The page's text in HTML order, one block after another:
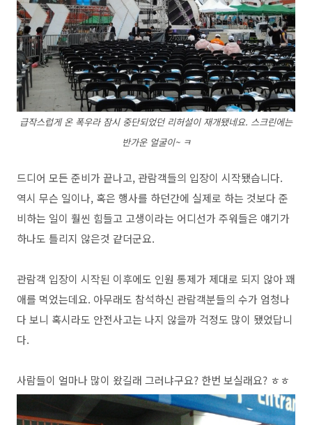
급작스럽게 온 폭우라 잠시 중단되었던 리허설이 재개됐네요. 스크린에는
반가운 얼굴이~ ㅋ
드디어 모든 준비가 끝나고, 관람객들의 입장이 시작됐습니다.
역시 무슨 일이나, 혹은 행사를 하던간에 실제로 하는 것보다 준
비하는 일이 훨씬 힘들고 고생이라는 어디선가 주워들은 얘기가
하나도 틀리지 않은것 같더군요.
관람객 입장이 시작된 이후에도 인원 통제가 제대로 되지 않아 꽤
애를 먹었는데요. 아무래도 참석하신 관람객분들의 수가 엄청나
다 보니 혹시라도 안전사고는 나지 않을까 걱정도 많이 됐었답니
다.
사람들이 얼마나 많이 왔길래 그러냐구요? 한번 보실래요? ㅎㅎ